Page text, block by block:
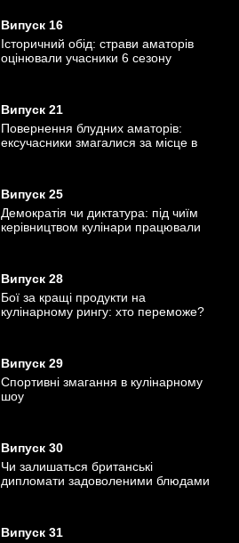
Випуск 16
Історичний обід: страви аматорів
оцінювали учасники 6 сезону
Випуск 21
Повернення блудних аматорів:
ексучасники змагалися за місце в
Випуск 25
Демократія чи диктатура: під чиїм
керівництвом кулінари працювали
Випуск 28
Бої за кращі продукти на
кулінарному рингу: хто переможе?
Випуск 29
Спортивні змагання в кулінарному
шоу
Випуск 30
Чи залишаться британські
дипломати задоволеними блюдами
Випуск 31